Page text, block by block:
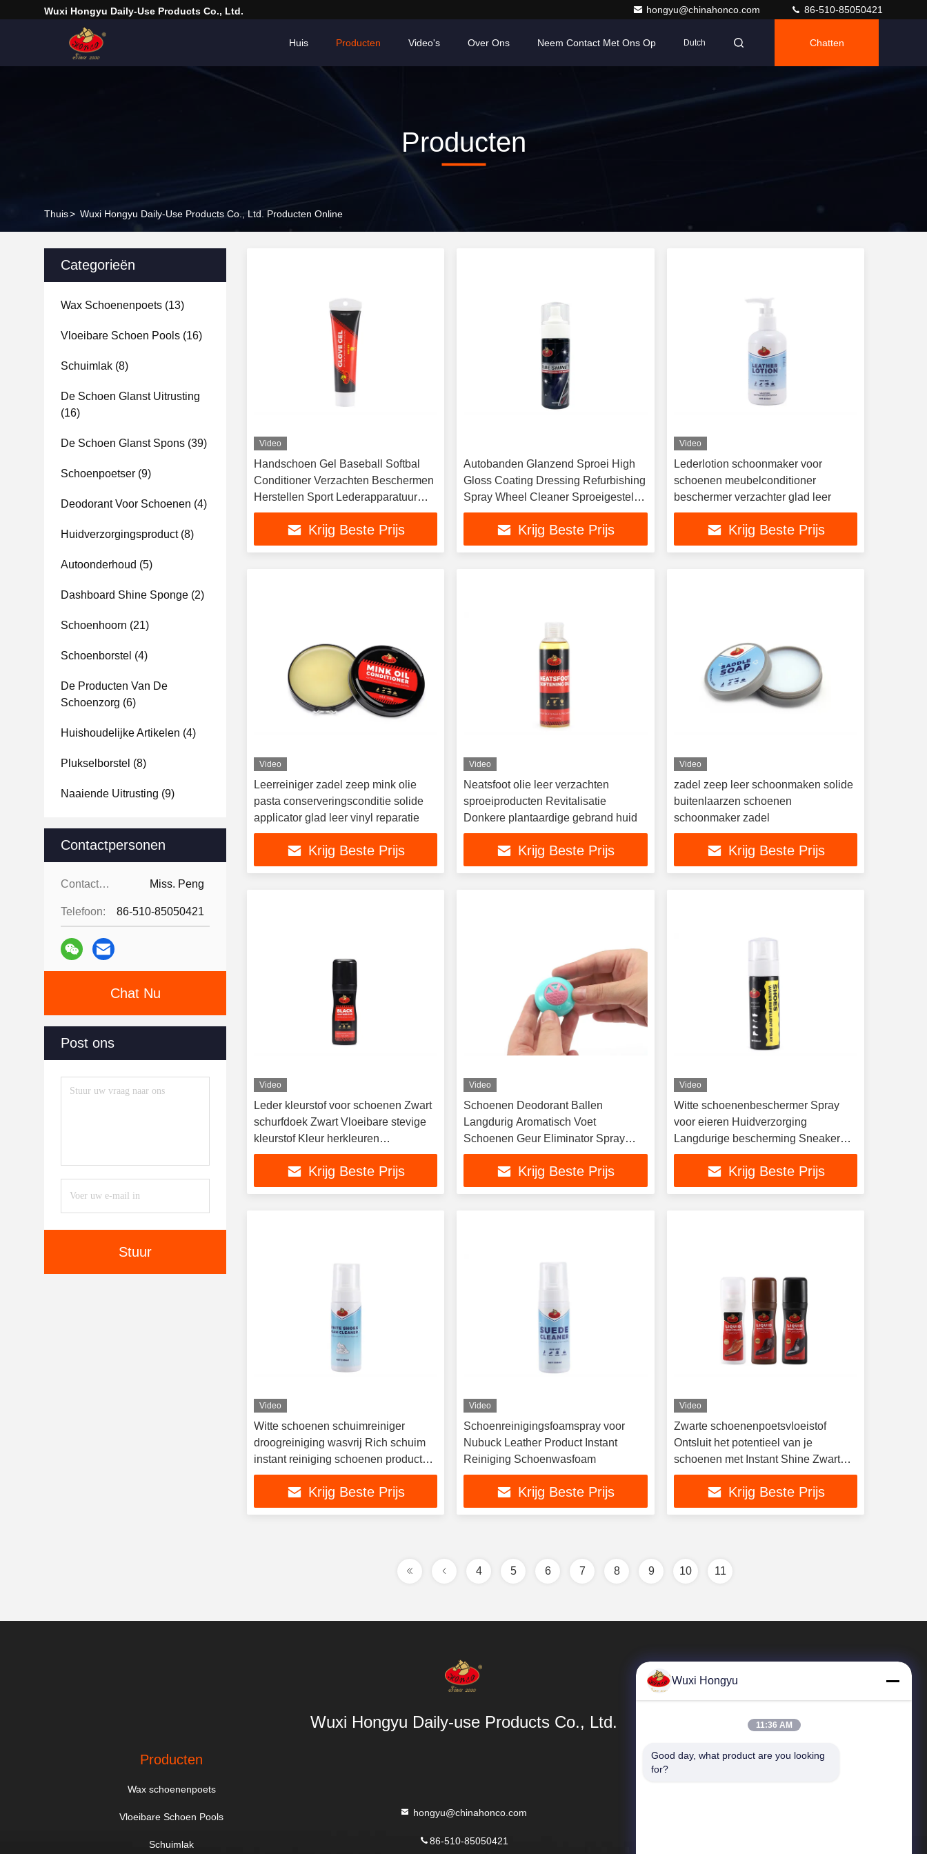
Wuxi Hongyu Daily-Use Products Co., Ltd. hongyu@chinahonco.com 86-510-85050421
Huis Producten Video's Over Ons Neem Contact Met Ons Op Dutch Chatten
Producten
Thuis> Wuxi Hongyu Daily-Use Products Co., Ltd. Producten Online
Categorieën
Wax Schoenenpoets (13)
Vloeibare Schoen Pools (16)
Schuimlak (8)
De Schoen Glanst Uitrusting
(16)
De Schoen Glanst Spons (39)
Schoenpoetser (9)
Deodorant Voor Schoenen (4)
Huidverzorgingsproduct(8)
Autoonderhoud (5)
Dashboard Shine Sponge (2)
Schoenhoorn (21)
Schoenborstel (4)
De Producten Van De
Schoenzorg (6)
Huishoudelijke Artikelen (4)
Plukselborstel (8)
Naaiende Uitrusting (9)
Contactpersonen
Contactpersonen: Miss. Peng
Telefoon: 86-510-85050421
Chat Nu
Post ons
Stuur
Video
Handschoen Gel Baseball Softbal
Conditioner Verzachten Beschermen
Herstellen Sport Lederapparatuur
Beschermen olie
Krijg Beste Prijs
Autobanden Glanzend Sproei High
Gloss Coating Dressing Refurbishing
Spray Wheel Cleaner Sproeigesteld
Extra Glossy
Krijg Beste Prijs
Video
Lederlotion schoonmaker voor
schoenen meubelconditioner
beschermer verzachter glad leer
Krijg Beste Prijs
Video
Leerreiniger zadel zeep mink olie
pasta conserveringsconditie solide
applicator glad leer vinyl reparatie
Krijg Beste Prijs
Video
Neatsfoot olie leer verzachten
sproeiproducten Revitalisatie
Donkere plantaardige gebrand huid
Krijg Beste Prijs
Video
zadel zeep leer schoonmaken solide
buitenlaarzen schoenen
schoonmaker zadel
Krijg Beste Prijs
Video
Leder kleurstof voor schoenen Zwart
schurfdoek Zwart Vloeibare stevige
kleurstof Kleur herkleuren
Schrammen schurf
Krijg Beste Prijs
Video
Schoenen Deodorant Ballen
Langdurig Aromatisch Voet
Schoenen Geur Eliminator Spray
Bestrijding Verfrisser Voor Vers
Krijg Beste Prijs
Video
Witte schoenenbeschermer Spray
voor eieren Huidverzorging
Langdurige bescherming Sneaker
Waterdicht Waterdicht
Krijg Beste Prijs
Video
Witte schoenen schuimreiniger
droogreiniging wasvrij Rich schuim
instant reiniging schoenen producten
OEM
Krijg Beste Prijs
Video
Schoenreinigingsfoamspray voor
Nubuck Leather Product Instant
Reiniging Schoenwasfoam
Krijg Beste Prijs
Video
Zwarte schoenenpoetsvloeistof
Ontsluit het potentieel van je
schoenen met Instant Shine Zwart
Bruin Neutraal
Krijg Beste Prijs
4 5 6 7 8 9 10 11
Wuxi Hongyu Daily-use Products Co., Ltd.
Producten
Wax schoenenpoets
Vloeibare Schoen Pools
Schuimlak
hongyu@chinahonco.com
86-510-85050421
Snelle Links
Wuxi Hongyu
11:36 AM
Good day, what product are you looking
for?